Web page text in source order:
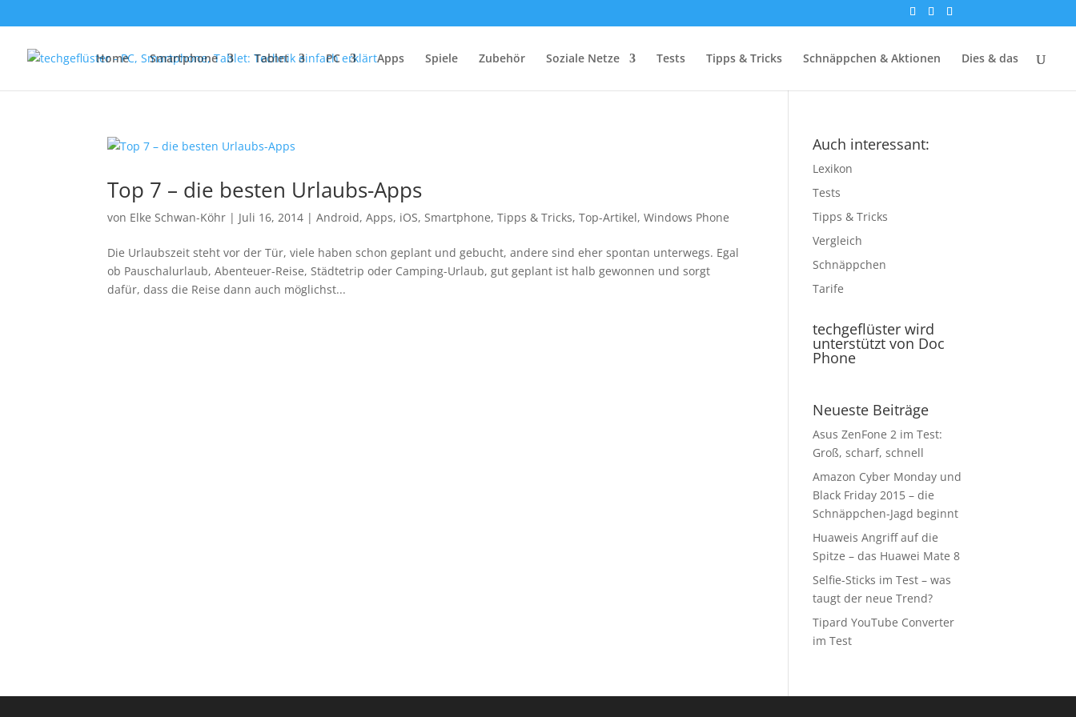
Home Smartphone Tablet PC Apps Spiele Zubehör Soziale Netze Tests Tipps & Tricks Schnäppchen & Aktionen Dies & das
Top 7 – die besten Urlaubs-Apps
von Elke Schwan-Köhr | Juli 16, 2014 |Android,Apps, iOS, Smartphone,Tipps & Tricks,Top-Artikel,Windows Phone
Die Urlaubszeit steht vor der Tür, viele haben schon geplant und gebucht, andere sind eher spontan unterwegs. Egal
ob Pauschalurlaub, Abenteuer-Reise, Städtetrip oder Camping-Urlaub, gut geplant ist halb gewonnen und sorgt
dafür, dass die Reise dann auch möglichst...
Auch interessant:
Lexikon
Tests
Tipps & Tricks
Vergleich
Schnäppchen
Tarife
techgeflüster wird
unterstützt von Doc
Phone
Neueste Beiträge
Asus ZenFone 2 im Test:
Groß, scharf, schnell
Amazon Cyber Monday und
Black Friday 2015 – die
Schnäppchen-Jagd beginnt
Huaweis Angriff auf die
Spitze – das Huawei Mate 8
Selfie-Sticks im Test – was
taugt der neue Trend?
Tipard YouTube Converter
im Test